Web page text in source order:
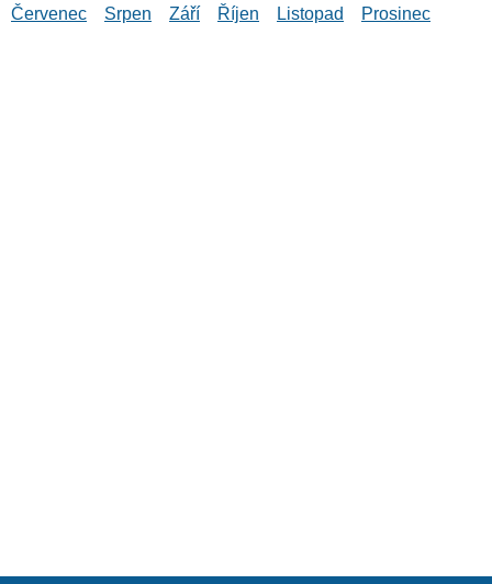
Červenec
Srpen Září Říjen Listopad Prosinec